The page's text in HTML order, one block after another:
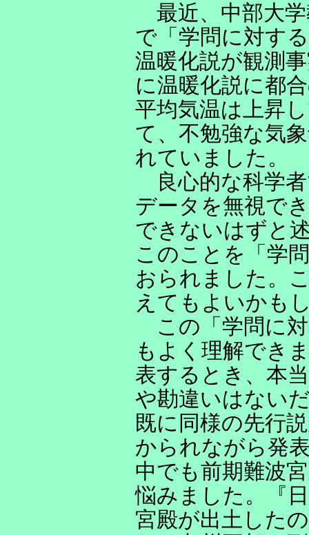
最近、中部大
で「学問に対す
温暖化説が観測
に温暖化説に都
平均気温は上昇
て、不勉強な気
れていました。
良心的な科学
データを無視で
できないはずと
このことを「学
おられました。
えてもよいかも
この「学問に
もよく理解でき
表するとき、本
や勘違いはない
既に同様の先行
かられながら発
中でも前期難波
悩みました。『
宮殿が出土した